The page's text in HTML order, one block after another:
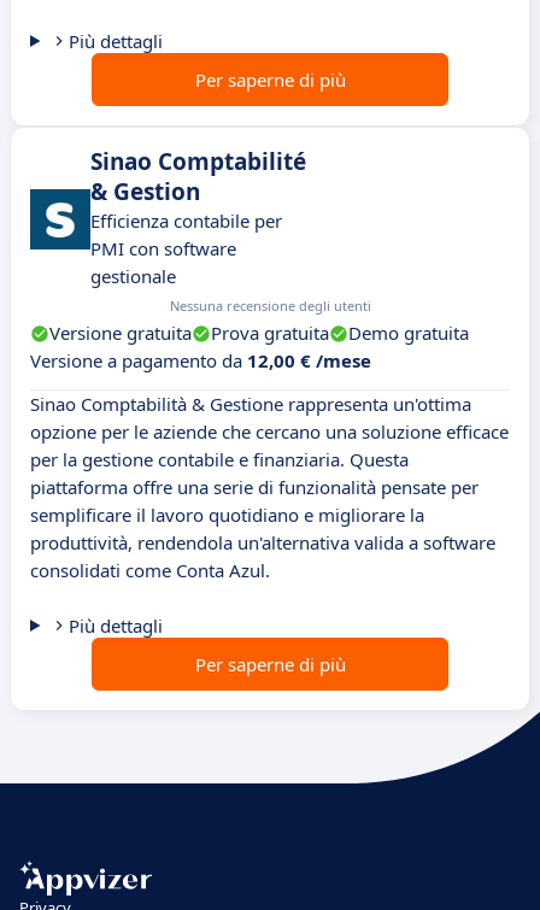
Più dettagli
Per saperne di più
Sinao Comptabilité
& Gestion
Efficienza contabile per
PMI con software
gestionale
Nessuna recensione degli utenti
Versione gratuita Prova gratuita
Demo gratuita
Versione a pagamento da 12,00 € /mese
Sinao Comptabilità & Gestione rappresenta un'ottima
opzione per le aziende che cercano una soluzione efficace
per la gestione contabile e finanziaria. Questa
piattaforma offre una serie di funzionalità pensate per
semplificare il lavoro quotidiano e migliorare la
produttività, rendendola un'alternativa valida a software
consolidati come Conta Azul.
Più dettagli
Per saperne di più